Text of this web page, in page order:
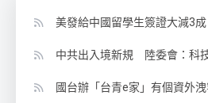
美發給中國留學生簽證大減3
中共出入境新規 陸委會：科
國台辦「台青e家」有個資外